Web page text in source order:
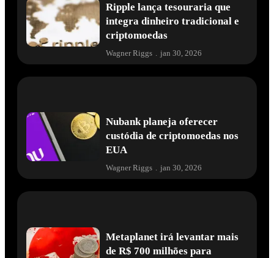
Ripple lança tesouraria que
integra dinheiro tradicional e
criptomoedas
Wagner Riggs jan 30, 2026
Nubank planeja oferecer
custódia de criptomoedas nos
EUA
Wagner Riggs . jan 30, 2026
Metaplanet irá levantar mais
de R$ 700 milhões para